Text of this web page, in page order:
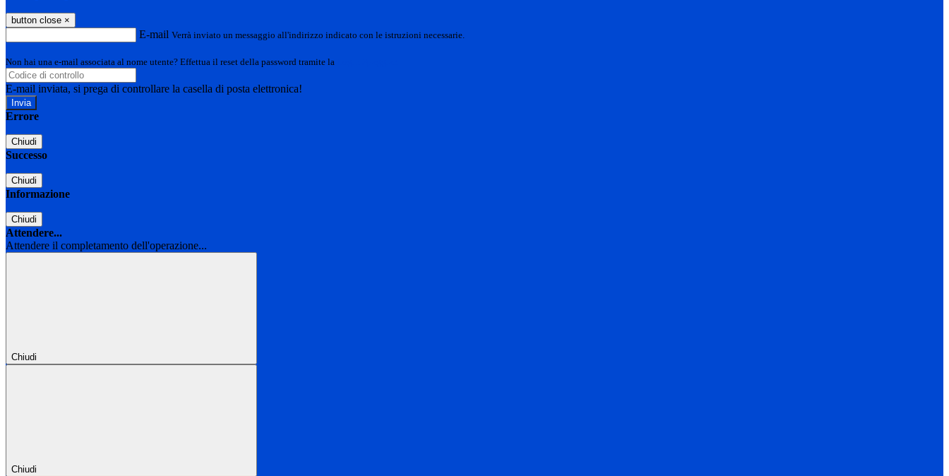
button close ×
E-mail Verrà inviato un messaggio all'indirizzo indicato con le istruzioni necessarie.
Non hai una e-mail associata al nome utente? Effettua il reset della password tramite la
E-mail inviata, si prega di controllare la casella di posta elettronica!
Errore
Chiudi
Successo
Chiudi
Informazione
Chiudi
Attendere...
Attendere il completamento dell'operazione...
Chiudi
Chiudi